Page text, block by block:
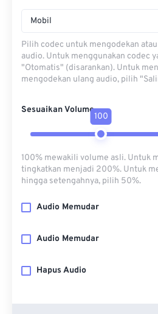
Mobil
Pilih codec untuk mengodekan
audio. Untuk menggunakan codec
"Otomatis" (disarankan). Untuk
mengodekan ulang audio, pilih
Sesuaikan Volume
100
100% mewakili volume asli. Untuk
tingkatkan menjadi 200%. Untuk
hingga setengahnya, pilih 50%.
Audio Memudar
Audio Memudar
Hapus Audio